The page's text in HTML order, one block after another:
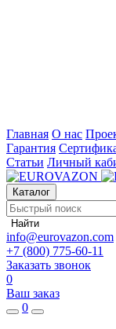
Главная О нас
Гарантия
Статьи Личный
Каталог
Найти
info@eurovazon.com
+7 (800) 775-60-11
Заказать звонок
0
Ваш заказ
0